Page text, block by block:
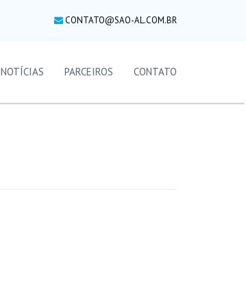
CONTATO@SAO-AL.COM.BR
NOTÍCIAS PARCEIROS CONTATO